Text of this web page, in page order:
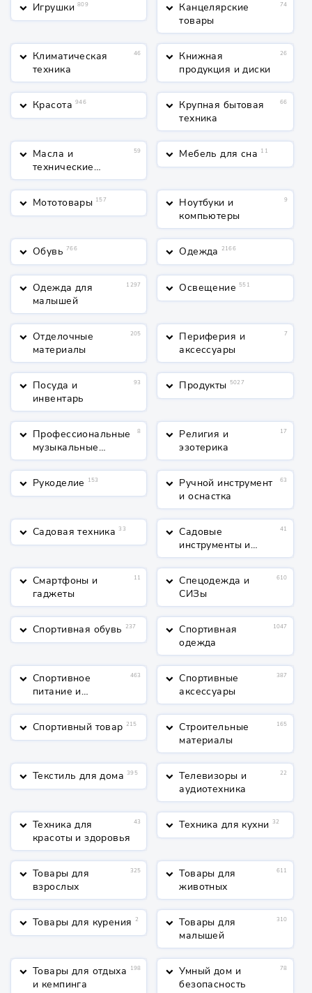
keyboard_arrow_down Игрушки 809 keyboard_arrow_down Канцелярские
товары
74
keyboard_arrow_down Климатическая
техника
46 keyboard_arrow_down Книжная
продукция и диски
26
keyboard_arrow_down Красота 946 keyboard_arrow_down Крупная бытовая
техника
66
keyboard_arrow_down Масла и
технические
жидкости
59 keyboard_arrow_down Мебель для сна 11
keyboard_arrow_down Мототовары 157 keyboard_arrow_down Ноутбуки и
компьютеры
9
keyboard_arrow_down Обувь 766 keyboard_arrow_down Одежда 2166
keyboard_arrow_down Одежда для
малышей
1297 keyboard_arrow_down Освещение 551
keyboard_arrow_down Отделочные
материалы
205 keyboard_arrow_down Периферия и
аксессуары
7
keyboard_arrow_down Посуда и
инвентарь
93 keyboard_arrow_down Продукты 5027
keyboard_arrow_down Профессиональные
музыкальные
инструменты
8 keyboard_arrow_down Религия и
эзотерика
17
keyboard_arrow_down Рукоделие 153 keyboard_arrow_down Ручной инструмент
и оснастка
63
keyboard_arrow_down Садовая техника 33 keyboard_arrow_down Садовые
инструменты и
полив
41
keyboard_arrow_down Смартфоны и
гаджеты
11 keyboard_arrow_down Спецодежда и
СИЗы
610
keyboard_arrow_down Спортивная обувь 237 keyboard_arrow_down Спортивная
одежда
1047
keyboard_arrow_down Спортивное
питание и
косметика
463 keyboard_arrow_down Спортивные
аксессуары
387
keyboard_arrow_down Спортивный товар 215 keyboard_arrow_down Строительные
материалы
165
keyboard_arrow_down Текстиль для дома 395 keyboard_arrow_down Телевизоры и
аудиотехника
22
keyboard_arrow_down Техника для
красоты и здоровья
43 keyboard_arrow_down Техника для кухни 32
keyboard_arrow_down Товары для
взрослых
325 keyboard_arrow_down Товары для
животных
611
keyboard_arrow_down Товары для курения 2 keyboard_arrow_down Товары для
малышей
310
keyboard_arrow_down Товары для отдыха
и кемпинга
198 keyboard_arrow_down Умный дом и
безопасность
78